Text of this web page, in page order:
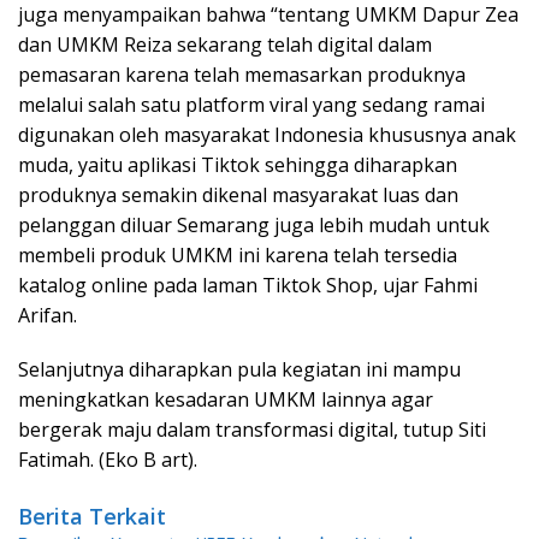
juga menyampaikan bahwa “tentang UMKM Dapur Zea
dan UMKM Reiza sekarang telah digital dalam
pemasaran karena telah memasarkan produknya
melalui salah satu platform viral yang sedang ramai
digunakan oleh masyarakat Indonesia khususnya anak
muda, yaitu aplikasi Tiktok sehingga diharapkan
produknya semakin dikenal masyarakat luas dan
pelanggan diluar Semarang juga lebih mudah untuk
membeli produk UMKM ini karena telah tersedia
katalog online pada laman Tiktok Shop, ujar Fahmi
Arifan.
Selanjutnya diharapkan pula kegiatan ini mampu
meningkatkan kesadaran UMKM lainnya agar
bergerak maju dalam transformasi digital, tutup Siti
Fatimah. (Eko B art).
Berita Terkait